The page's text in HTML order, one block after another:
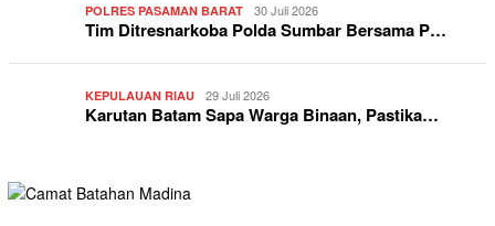
POLRES PASAMAN BARAT 30 Juli 2026
Tim Ditresnarkoba Polda Sumbar Bersama P…
KEPULAUAN RIAU 29 Juli 2026
Karutan Batam Sapa Warga Binaan, Pastika…